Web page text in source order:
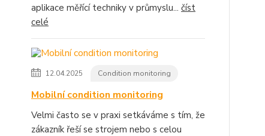
aplikace měřící techniky v průmyslu... číst
celé
12.04.2025 Condition monitoring
Mobilní condition monitoring
Velmi často se v praxi setkáváme s tím, že
zákazník řeší se strojem nebo s celou